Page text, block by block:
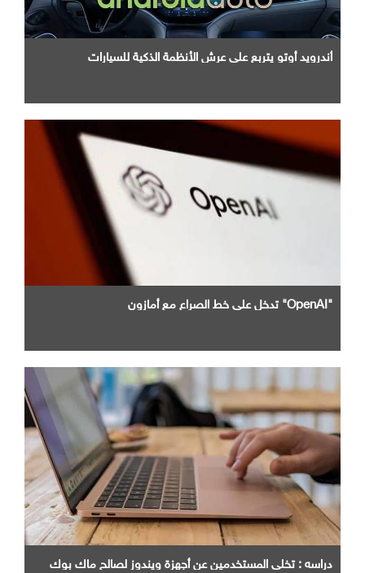
أندرويد أوتو يتربع علي عرش الأنظمة الذكية للسيارات
"OpenAI" تدخل علي خط الصراع مع أمازون
دراسه : تخلي المستخدمين عن أجهزة ويندوز لصالح ماك بوك